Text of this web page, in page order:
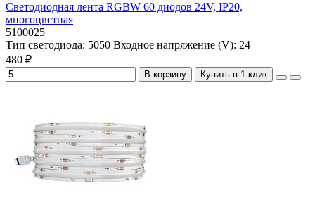
Светодиодная лента RGBW 60 диодов 24V, IP20,
многоцветная
5100025
Тип светодиода: 5050 Входное напряжение (V): 24
480 ₽
В корзину Купить в 1 клик